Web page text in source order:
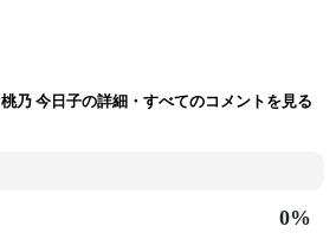
桃乃 今日子の詳細・すべてのコメントを見る
0%